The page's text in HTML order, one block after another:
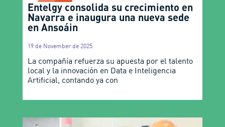
Entelgy consolida su crecimiento en
Navarra e inaugura una nueva sede
en Ansoáin
19 de November de 2025
La compañía refuerza su apuesta por el talento
local y la innovación en Data e Inteligencia
Artificial, contando ya con